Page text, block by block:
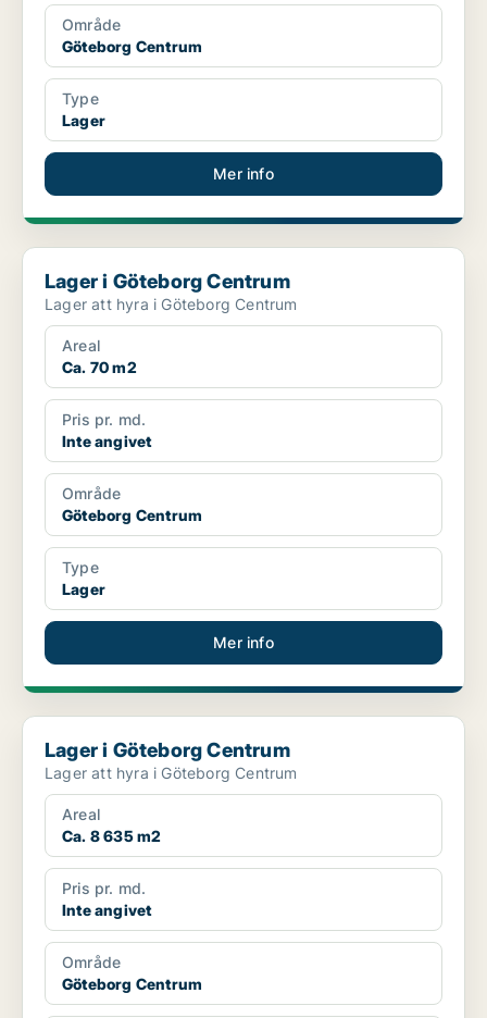
Område
Göteborg Centrum
Type
Lager
Mer info
Lager i Göteborg Centrum
Lager i Göteborg Centrum
Lager att hyra i Göteborg Centrum
Areal
Ca. 70 m2
Pris pr. md.
Inte angivet
Område
Göteborg Centrum
Type
Lager
Mer info
Lager i Göteborg Centrum
Lager i Göteborg Centrum
Lager att hyra i Göteborg Centrum
Areal
Ca. 8 635 m2
Pris pr. md.
Inte angivet
Område
Göteborg Centrum